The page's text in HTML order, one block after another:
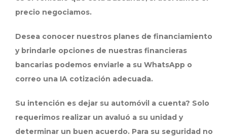
precio negociamos.
Desea conocer nuestros planes de financiamiento
y brindarle opciones de nuestras financieras
bancarias podemos enviarle a su WhatsApp o
correo una IA cotización adecuada.
Su intención es dejar su automóvil a cuenta? Solo
requerimos realizar un avaluó a su unidad y
determinar un buen acuerdo. Para su seguridad no